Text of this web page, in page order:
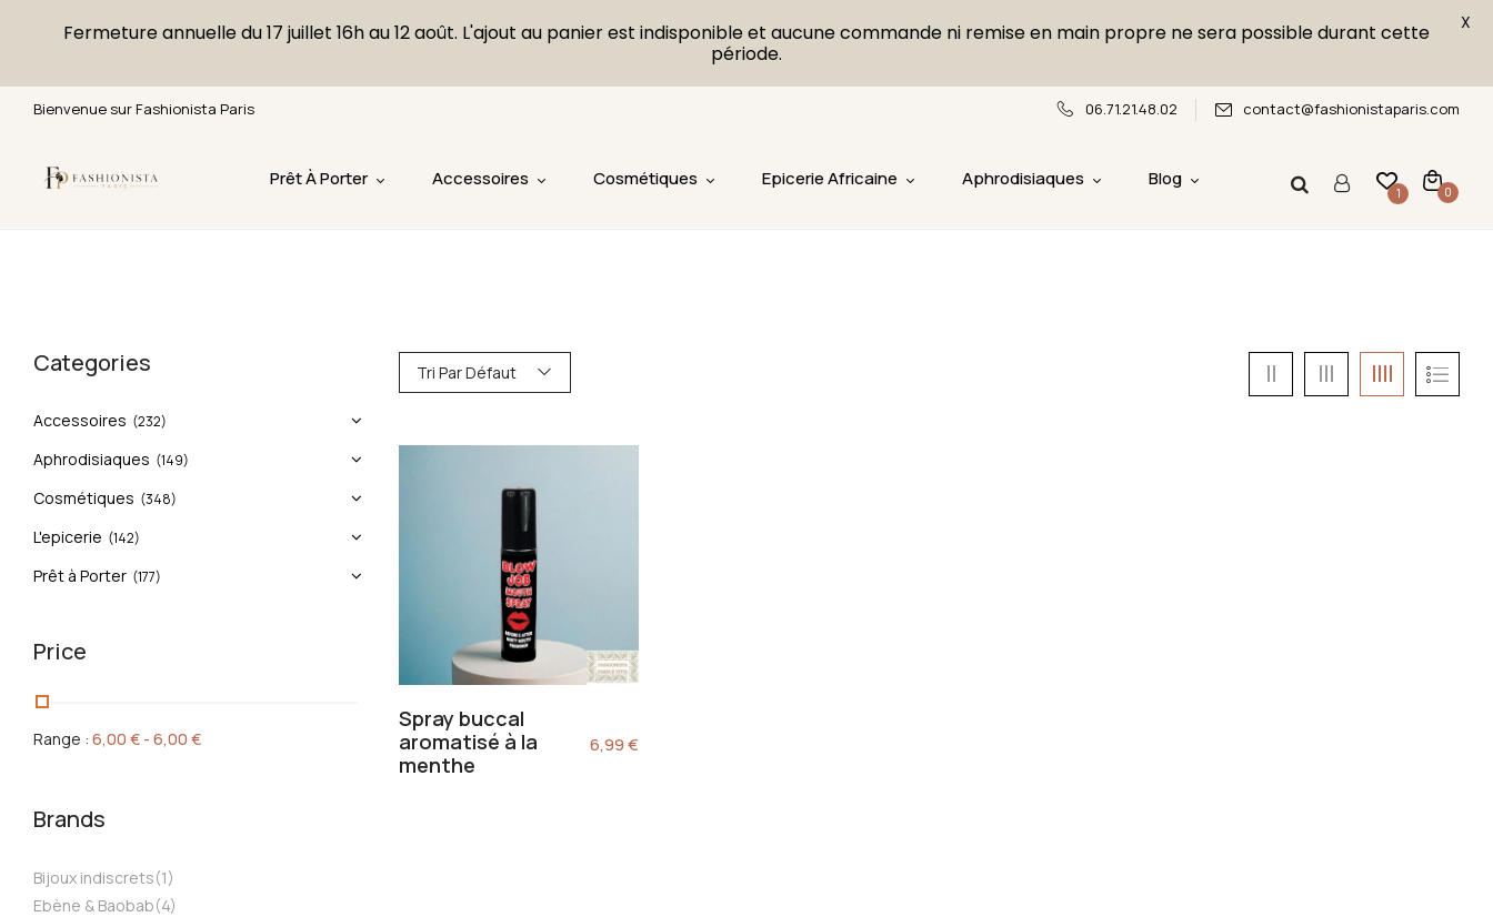
Bienvenue sur Fashionista Paris 06.71.21.48.02 contact@fashionistaparis.com
Prêt À Porter Accessoires Cosmétiques Epicerie Africaine Aphrodisiaques Blog
1 0
Categories
Accessoires (232)
Aphrodisiaques (149)
Cosmétiques (348)
L'epicerie (142)
Prêt à Porter (177)
Price
Range : 6,00 € - 6,00 €
Brands
Bijoux indiscrets(1)
Ebène & Baobab(4)
Tri Par Défaut
Spray buccal
aromatisé à la
menthe
6,99€
Fermeture annuelle du 17 juillet 16h au 12 août. L'ajout au panier est indisponible et aucune commande ni remise en main propre ne sera possible durant cette
période.
X